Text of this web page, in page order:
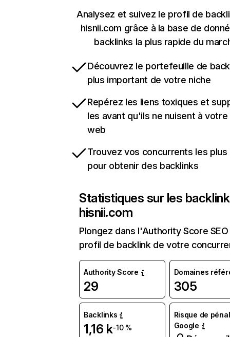
Analysez et suivez le profil de
hisnii.com grâce à la base de
backlinks la plus rapide du
Découvrez le portefeuille de
plus important de votre niche
Repérez les liens toxiques et
les avant qu'ils ne nuisent à
web
Trouvez vos concurrents les
pour obtenir des backlinks
Statistiques sur les
hisnii.com
Plongez dans l'Authority Score
profil de backlink de votre
Authority Score
29
Domaines
305
Backlinks
1,16 k-10 %
Risque de
Google